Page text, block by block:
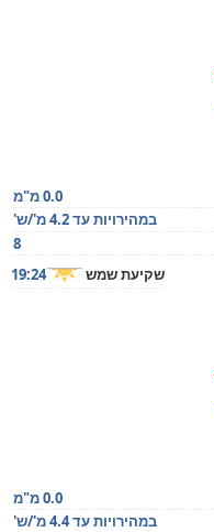
0.0 מ"מ
במהירויות עד 4.2 מ'/ש'
8
שקיעת שמש 19:24
0.0 מ"מ
במהירויות עד 4.4 מ'/ש'